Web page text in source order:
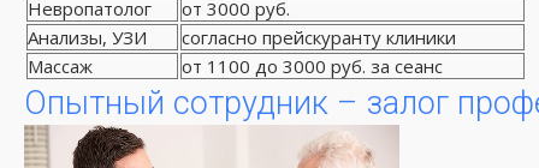
Невропатолог
от 3000 руб.
Анализы, УЗИ
согласно прейскуранту клиники
Массаж
от 1100 до 3000 руб. за сеанс
Опытный сотрудник – залог